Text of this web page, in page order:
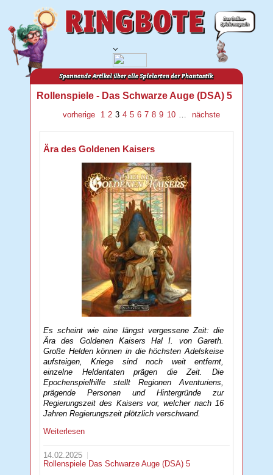
Rollenspiele - Das Schwarze Auge (DSA) 5
vorherige 1 2 3 4 5 6 7 8 9 10 … nächste
Ära des Goldenen Kaisers
Es scheint wie eine längst vergessene Zeit: die
Ära des Goldenen Kaisers Hal I. von Gareth.
Große Helden können in die höchsten Adelskeise
aufsteigen, Kriege sind noch weit entfernt,
einzelne Heldentaten prägen die Zeit. Die
Epochenspielhilfe stellt Regionen Aventuriens,
prägende Personen und Hintergründe zur
Regierungszeit des Kaisers vor, welcher nach 16
Jahren Regierungszeit plötzlich verschwand.
Weiterlesen
14.02.2025
Rollenspiele Das Schwarze Auge (DSA) 5